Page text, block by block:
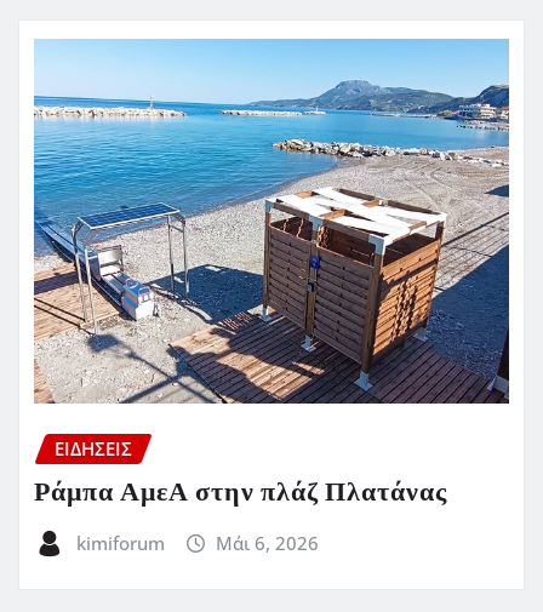
ΕΙΔΗΣΕΙΣ
Ράμπα ΑμεΑ στην πλάζ Πλατάνας
kimiforum Μάι 6, 2026